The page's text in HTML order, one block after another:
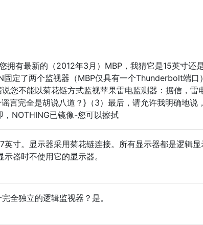
拥有最新的（2012年3月）MBP，我猜它是15英寸还
定了两个监视器（MBP仅具有一个Thunderbolt端口
您不能以菊花链方式监视苹果雷电监测器：据信，雷
言完全是胡说八道？}（3）最后，请允许我明确地说
NOTHING已镜像-您可以擦拭
寸。显示器采用菊花链连接。所有显示器都是逻辑显
器时不使用它的显示器。
全独立的逻辑监视器？是。